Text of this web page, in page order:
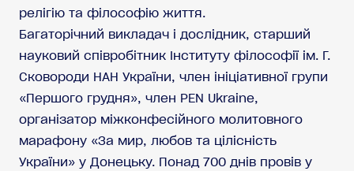
релігію та філософію життя.
Багаторічний викладач і дослідник, старший
науковий співробітник Інституту філософії ім. Г.
Сковороди НАН України, член ініціативної групи
«Першого грудня», член PEN Ukraine,
організатор міжконфесійного молитовного
марафону «За мир, любов та цілісність
України» у Донецьку. Понад 700 днів провів у